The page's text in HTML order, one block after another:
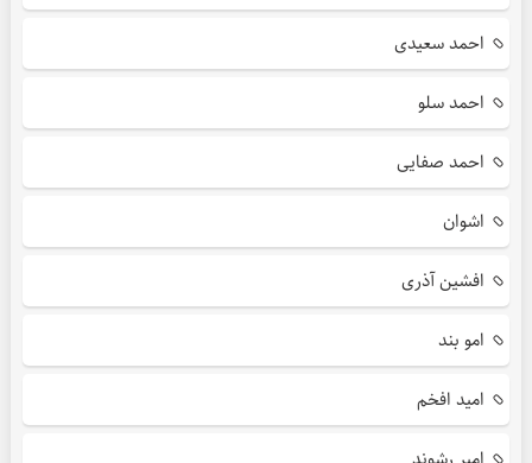
احمد سعیدی
احمد سلو
احمد صفایی
اشوان
افشین آذری
امو بند
امید افخم